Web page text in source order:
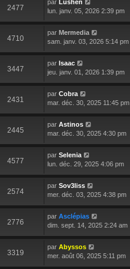
2477
par Lushen
lun. janv. 05, 2026 2:39 pm
4710
par Mermedia
sam. janv. 03, 2026 5:14 pm
3447
par Isaac
jeu. janv. 01, 2026 1:39 pm
2431
par Cobra
mar. déc. 30, 2025 11:45 pm
2445
par Astinos
mar. déc. 30, 2025 4:30 pm
4577
par Selenia
lun. déc. 29, 2025 4:06 pm
2574
par Sov3liss
mer. déc. 03, 2025 4:38 pm
2776
par Asclépias
dim. sept. 14, 2025 2:24 am
3319
par Abyssos
mer. août 06, 2025 5:11 pm